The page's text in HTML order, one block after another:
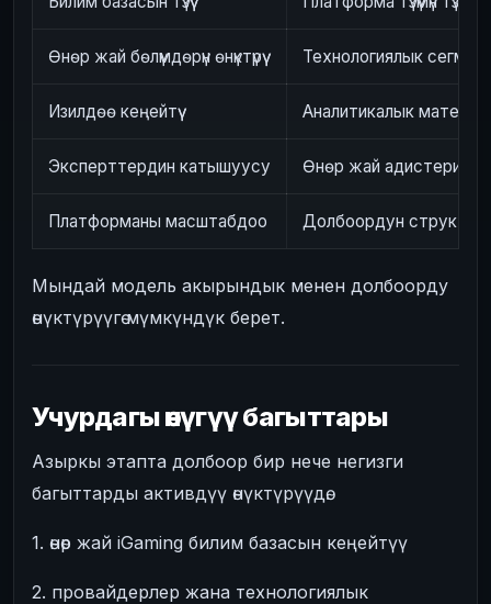
Өнөр жай бөлүмдөрүн өнүктүрүү Технологиялык
Изилдөө кеңейтүү Аналитикалык
Эксперттердин катышуусу Өнөр жай адистерин
Платформаны масштабдоо Долбоордун
Мындай модель акырындык менен долбоорду
өнүктүрүүгө мүмкүндүк берет.
Учурдагы өнүгүү багыттары
Азыркы этапта долбоор бир нече негизги
багыттарды активдүү өнүктүрүүдө.
1. өнөр жай iGaming билим базасын кеңейтүү
2. провайдерлер жана технологиялык